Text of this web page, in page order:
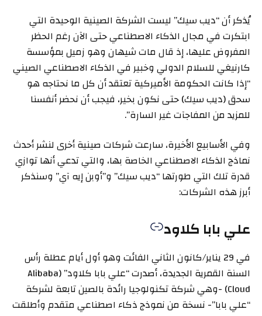
يُذكر أن “ديب سيك” ليست الشركة الصينية الوحيدة التي
ابتكرت في مجال الذكاء الاصطناعي حتى الآن رغم الحظر
المفروض عليها، إذ قال مات شيهان وهو زميل بمؤسسة
كارنيغي للسلام الدولي وخبير في الذكاء الاصطناعي الصيني
“إذا كانت الحكومة الأميركية تعتقد أن كل ما نحتاجه هو
سحق (ديب سيك) حتى نكون بخير، فيجب أن نحضر أنفسنا
للمزيد من المفاجآت غير السارة”.
وفي الأسابيع الأخيرة، سارعت شركات صينية أخرى لنشر أحدث
نماذج الذكاء الاصطناعي الخاصة بها، والتي تدعي أنها توازي
قدرة تلك التي طورتها “ديب سيك” و”أوبن إيه آي” وسنذكر
أبرز هذه الشركات:
علي بابا كلاود
في 29 يناير/كانون الثاني الفائت وهو أول أيام عطلة رأس
السنة القمرية الجديدة، أصدرت “علي بابا كلاود” (Alibaba
Cloud) -وهي شركة تكنولوجيا رائدة بالصين تابعة لشركة
“علي بابا”- نسخة من نموذج ذكاء اصطناعي متقدم وأطلقت